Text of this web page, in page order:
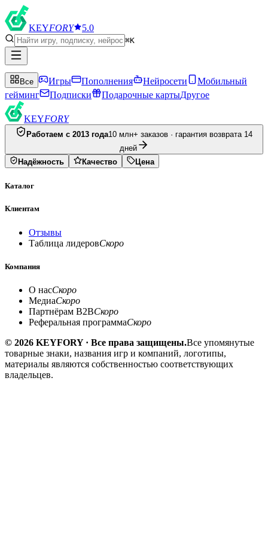
KEYFORY 5.0
⌘K
Все Игры Пополнения Нейросети
Мобильный
гейминг
Подписки Подарочные картыДругое
KEYFORY
Работаем с 2013 года10 млн+ заказов · гарантия возврата 14
дней
Надёжность
Качество Цена
Каталог
Клиентам
Отзывы
Таблица лидеровСкоро
Компания
О насСкоро
МедиаСкоро
Партнёрам B2BСкоро
Реферальная программаСкоро
© 2026 KEYFORY · Все права защищены.Все упомянутые
товарные знаки, названия игр и компаний, логотипы,
материалы являются собственностью соответствующих
владельцев.